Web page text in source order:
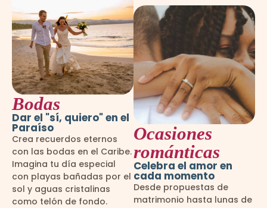
Bodas
Dar el "sí, quiero" en el
Paraíso
Crea recuerdos eternos
con las bodas en el Caribe.
Imagina tu día especial
con playas bañadas por el
sol y aguas cristalinas
como telón de fondo.
Ocasiones
románticas
Celebra el amor en
cada momento
Desde propuestas de
matrimonio hasta lunas de